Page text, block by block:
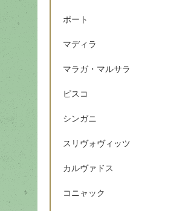
ポート
マディラ
マラガ・マルサラ
ピスコ
シンガニ
スリヴォヴィッツ
カルヴァドス
コニャック